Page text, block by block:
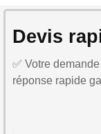
Devis
✅ Votre
réponse rapide